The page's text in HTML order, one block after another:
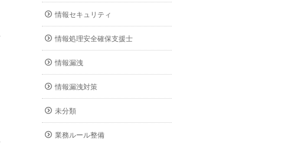
情報セキュリティ
情報処理安全確保支援士
情報漏洩
情報漏洩対策
未分類
業務ルール整備